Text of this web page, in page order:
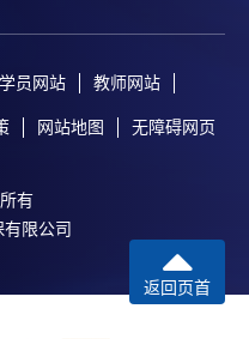
学员网站 教师网站
网站地图 无障碍网页
有
限公司
返回页首